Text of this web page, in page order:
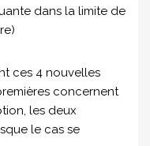
dans la limite de
ces 4 nouvelles
concernent
les deux
le cas se